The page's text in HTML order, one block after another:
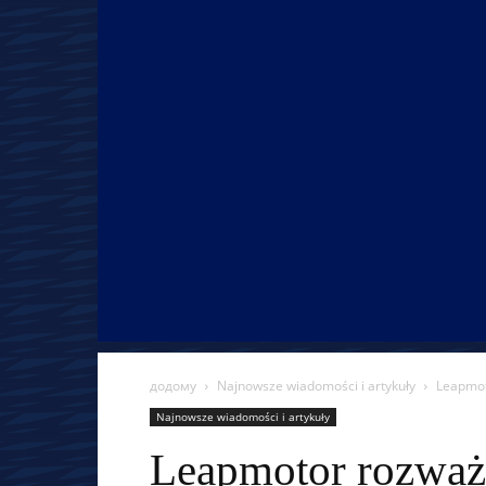
додому Najnowsze wiadomości i artykuły
Najnowsze wiadomości i artykuły
Leapmotor